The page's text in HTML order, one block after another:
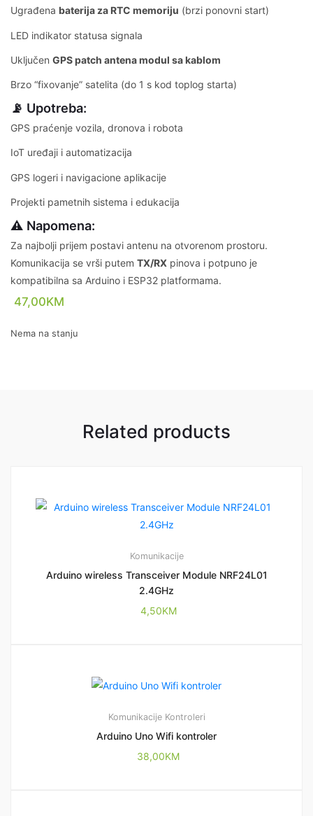
Ugrađena baterija za RTC memoriju (brzi ponovni start)
LED indikator statusa signala
Uključen GPS patch antena modul sa kablom
Brzo “fixovanje” satelita (do 1 s kod toplog starta)
📡 Upotreba:
GPS praćenje vozila, dronova i robota
IoT uređaji i automatizacija
GPS logeri i navigacione aplikacije
Projekti pametnih sistema i edukacija
⚠️ Napomena:
Za najbolji prijem postavi antenu na otvorenom prostoru.
Komunikacija se vrši putem TX/RX pinova i potpuno je
kompatibilna sa Arduino i ESP32 platformama.
47,00KM
Nema na stanju
Related products
Komunikacije
Arduino wireless Transceiver Module NRF24L01
2.4GHz
4,50KM
Komunikacije Kontroleri
Arduino Uno Wifi kontroler
38,00KM